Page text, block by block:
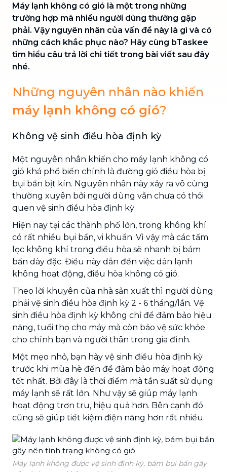
Máy lạnh không có gió là một trong những
trường hợp mà nhiều người dùng thường gặp
phải. Vậy nguyên nhân của vấn đề này là gì và có
những cách khắc phục nào? Hãy cùng bTaskee
tìm hiểu câu trả lời chi tiết trong bài viết sau đây
nhé.
Những nguyên nhân nào khiến
máy lạnh không có gió?
Không vệ sinh điều hòa định kỳ
Một nguyên nhân khiến cho máy lạnh không có
gió khá phổ biến chính là đường gió điều hòa bị
bụi bẩn bịt kín. Nguyên nhân này xảy ra vô cùng
thường xuyên bởi người dùng vẫn chưa có thói
quen vệ sinh điều hòa định kỳ.
Hiện nay tại các thành phố lớn, trong không khí
có rất nhiều bụi bẩn, vi khuẩn. Vì vậy mà các tấm
lọc không khí trong điều hòa sẽ nhanh bị bám
bẩn dày đặc. Điều này dẫn đến việc dàn lạnh
không hoạt động, điều hòa không có gió.
Theo lời khuyên của nhà sản xuất thì người dùng
phải vệ sinh điều hòa định kỳ 2 - 6 tháng/lần. Vệ
sinh điều hòa định kỳ không chỉ để đảm bảo hiệu
năng, tuổi thọ cho máy mà còn bảo vệ sức khỏe
cho chính bạn và người thân trong gia đình.
Một mẹo nhỏ, bạn hãy vệ sinh điều hòa định kỳ
trước khi mùa hè đến để đảm bảo máy hoạt động
tốt nhất. Bởi đây là thời điểm mà tần suất sử dụng
máy lạnh sẽ rất lớn. Như vậy sẽ giúp máy lạnh
hoạt động trơn tru, hiệu quả hơn. Bên cạnh đó
cũng sẽ giúp tiết kiệm điện năng hơn rất nhiều.
Máy lạnh không được vệ sinh định kỳ, bám bụi bẩn gây